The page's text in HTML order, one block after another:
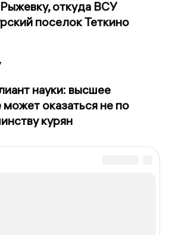
откуда ВСУ
поселок Теткино
науки: высшее
оказаться не по
курян